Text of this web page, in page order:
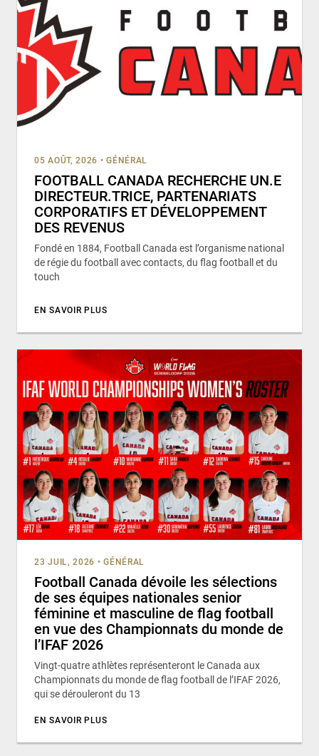
05 AOÛT, 2026 • GÉNÉRAL
FOOTBALL CANADA RECHERCHE UN.E
DIRECTEUR.TRICE, PARTENARIATS
CORPORATIFS ET DÉVELOPPEMENT
DES REVENUS
Fondé en 1884, Football Canada est l’organisme national
de régie du football avec contacts, du flag football et du
touch
EN SAVOIR PLUS
23 JUIL, 2026 • GÉNÉRAL
Football Canada dévoile les sélections
de ses équipes nationales senior
féminine et masculine de flag football
en vue des Championnats du monde de
l’IFAF 2026
Vingt-quatre athlètes représenteront le Canada aux
Championnats du monde de flag football de l’IFAF 2026,
qui se dérouleront du 13
EN SAVOIR PLUS